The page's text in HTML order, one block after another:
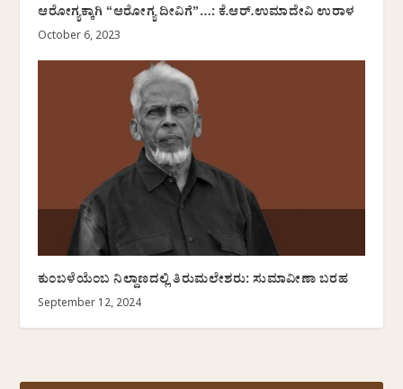
ಆರೋಗ್ಯಕ್ಕಾಗಿ “ಆರೋಗ್ಯ ದೀವಿಗೆ”…: ಕೆ.ಆರ್.ಉಮಾದೇವಿ ಉರಾಳ
October 6, 2023
ಕುಂಬಳೆಯೆಂಬ ನಿಲ್ದಾಣದಲ್ಲಿ ತಿರುಮಲೇಶರು: ಸುಮಾವೀಣಾ ಬರಹ
September 12, 2024